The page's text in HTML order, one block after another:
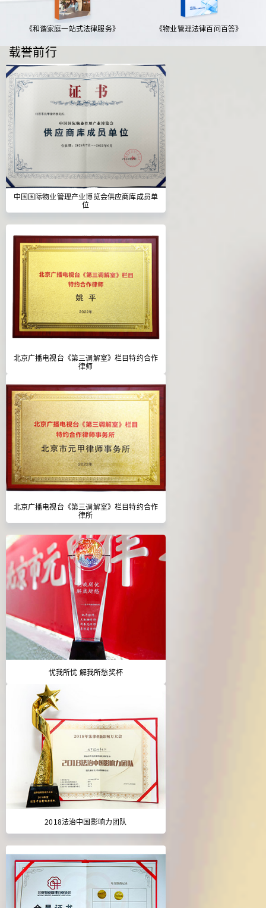
《和谐家庭一站式法律服务》 《物业管理法律百问百答》
载誉前行
中国国际物业管理产业博览会供应商库成员单
位
北京广播电视台《第三调解室》栏目特约合作
律师
北京广播电视台《第三调解室》栏目特约合作
律所
忧我所忧 解我所愁奖杯
2018法治中国影响力团队